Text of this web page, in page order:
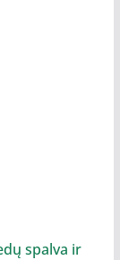
spalva ir